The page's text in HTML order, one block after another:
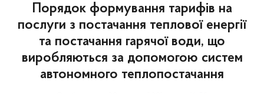
Порядок формування тарифів на
послуги з постачання теплової енергії
та постачання гарячої води, що
виробляються за допомогою систем
автономного теплопостачання